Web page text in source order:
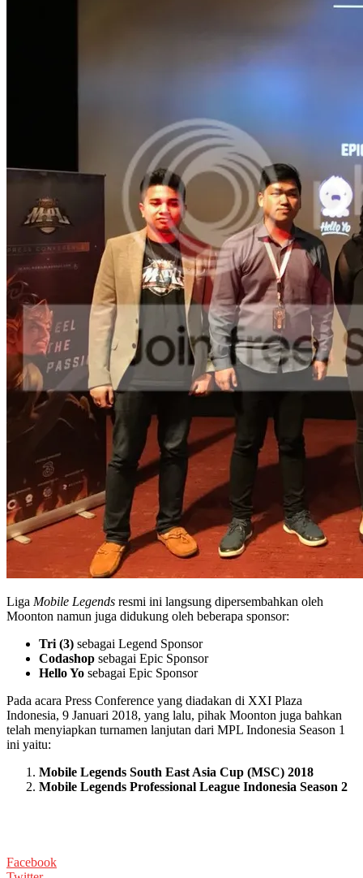
Liga Mobile Legends resmi ini langsung dipersembahkan oleh
Moonton namun juga didukung oleh beberapa sponsor:
Tri (3) sebagai Legend Sponsor
Codashop sebagai Epic Sponsor
Hello Yo sebagai Epic Sponsor
Pada acara Press Conference yang diadakan di XXI Plaza
Indonesia, 9 Januari 2018, yang lalu, pihak Moonton juga bahkan
telah menyiapkan turnamen lanjutan dari MPL Indonesia Season 1
ini yaitu:
Mobile Legends South East Asia Cup (MSC) 2018
Mobile Legends Professional League Indonesia Season 2
Facebook